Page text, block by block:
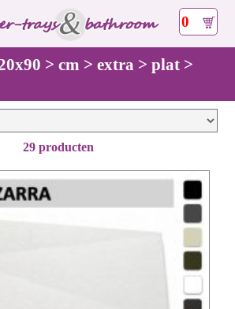
0
> cm > extra > plat >
29 producten